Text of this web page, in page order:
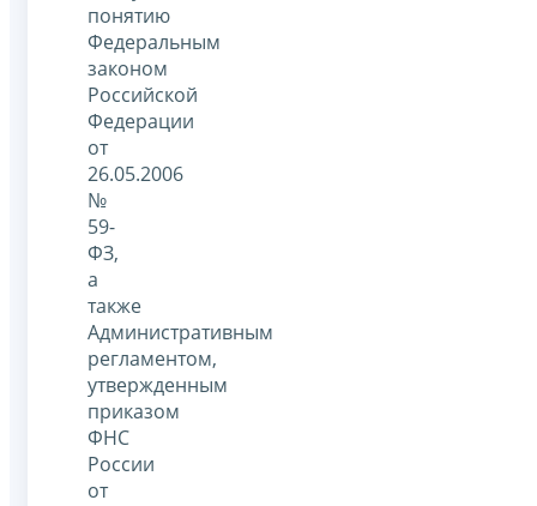
понятию
Федеральным
законом
Российской
Федерации
от
26.05.2006
№
59-
ФЗ,
а
также
Административным
регламентом,
утвержденным
приказом
ФНС
России
от